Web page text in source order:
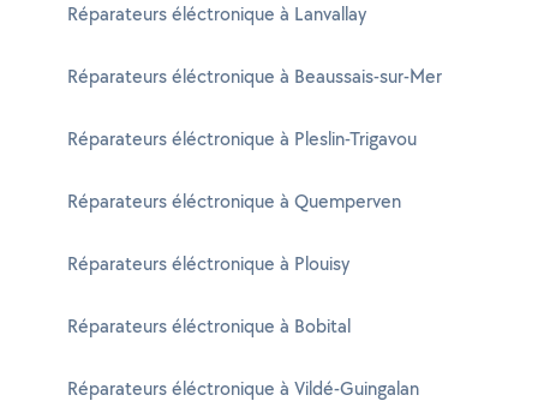
Réparateurs éléctronique à Lanvallay
Réparateurs éléctronique à Beaussais-sur-Mer
Réparateurs éléctronique à Pleslin-Trigavou
Réparateurs éléctronique à Quemperven
Réparateurs éléctronique à Plouisy
Réparateurs éléctronique à Bobital
Réparateurs éléctronique à Vildé-Guingalan